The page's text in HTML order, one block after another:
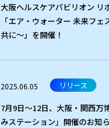
大阪ヘルスケアパビリオン リ
「エア・ウォーター 未来フェ
共に～」を開催！
2025.06.05 リリース
7月9日～12日、大阪・関西万
みステーション」開催のお知